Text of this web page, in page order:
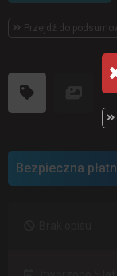
Przejdź do
Bezpieczna